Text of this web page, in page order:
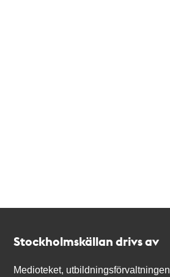
Stockholmskällan drivs av
Medioteket, utbildningsförvaltningen